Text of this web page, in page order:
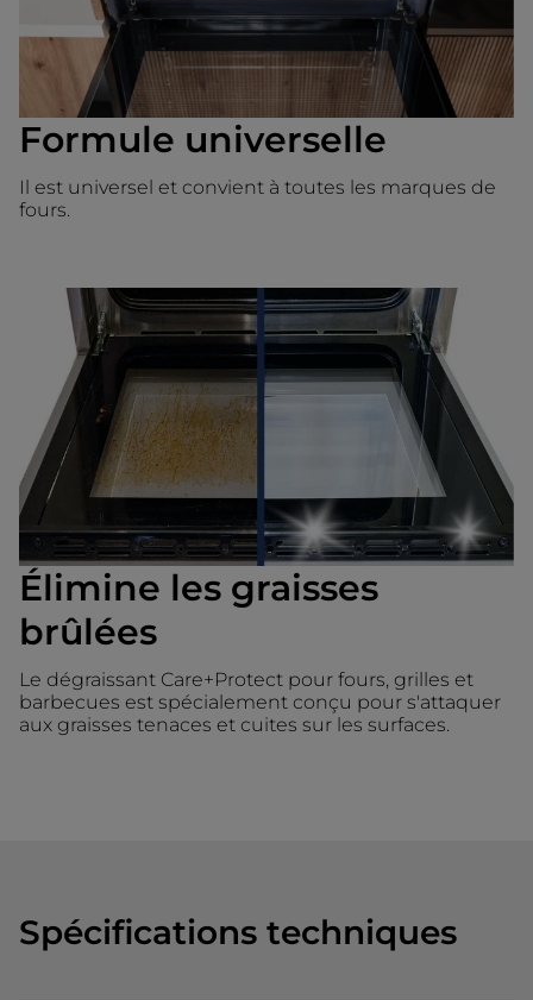
Formule universelle
Il est universel et convient à toutes les marques de
fours.
Élimine les graisses
brûlées
Le dégraissant Care+Protect pour fours, grilles et
barbecues est spécialement conçu pour s'attaquer
aux graisses tenaces et cuites sur les surfaces.
Spécifications techniques